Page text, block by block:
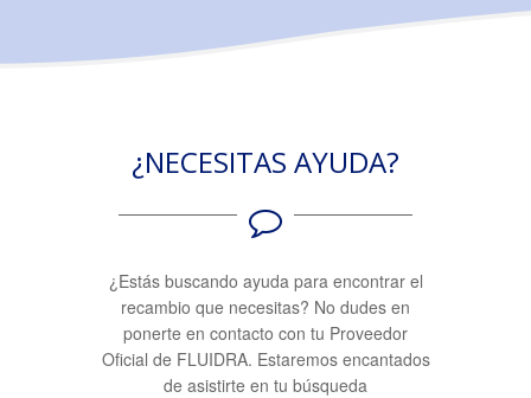
¿NECESITAS AYUDA?
¿Estás buscando ayuda para encontrar el
recambio que necesitas? No dudes en
ponerte en contacto con tu Proveedor
Oficial de FLUIDRA. Estaremos encantados
de asistirte en tu búsqueda